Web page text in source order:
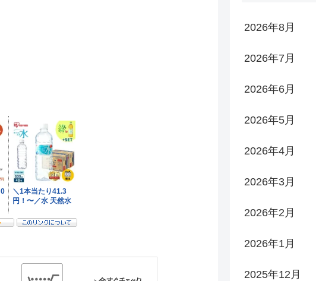
2026年8月
2026年7月
2026年6月
2026年5月
2026年4月
2026年3月
2026年2月
2026年1月
2025年12月